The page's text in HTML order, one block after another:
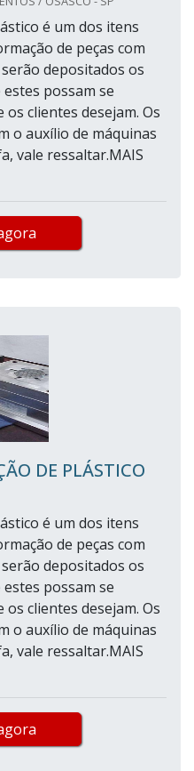
é um dos itens
de peças com
depositados os
possam se
clientes desejam. Os
o auxílio de máquinas
vale ressaltar.MAIS
DE PLÁSTICO
é um dos itens
de peças com
depositados os
possam se
clientes desejam. Os
o auxílio de máquinas
vale ressaltar.MAIS